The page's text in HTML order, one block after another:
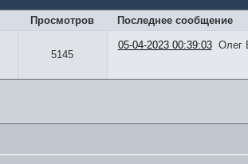
Просмотров Последнее сообщение
5145
05-04-2023 00:39:03 Олег